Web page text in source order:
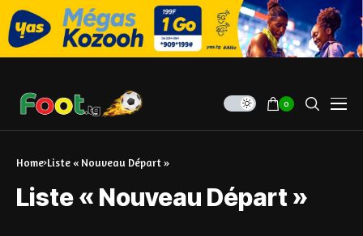
0
Home Liste « Nouveau Départ »
Liste « Nouveau Départ »